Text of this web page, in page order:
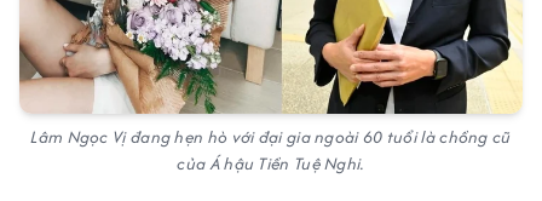
Lâm Ngọc Vị đang hẹn hò với đại gia ngoài 60 tuổi là chồng cũ
của Á hậu Tiền Tuệ Nghi.